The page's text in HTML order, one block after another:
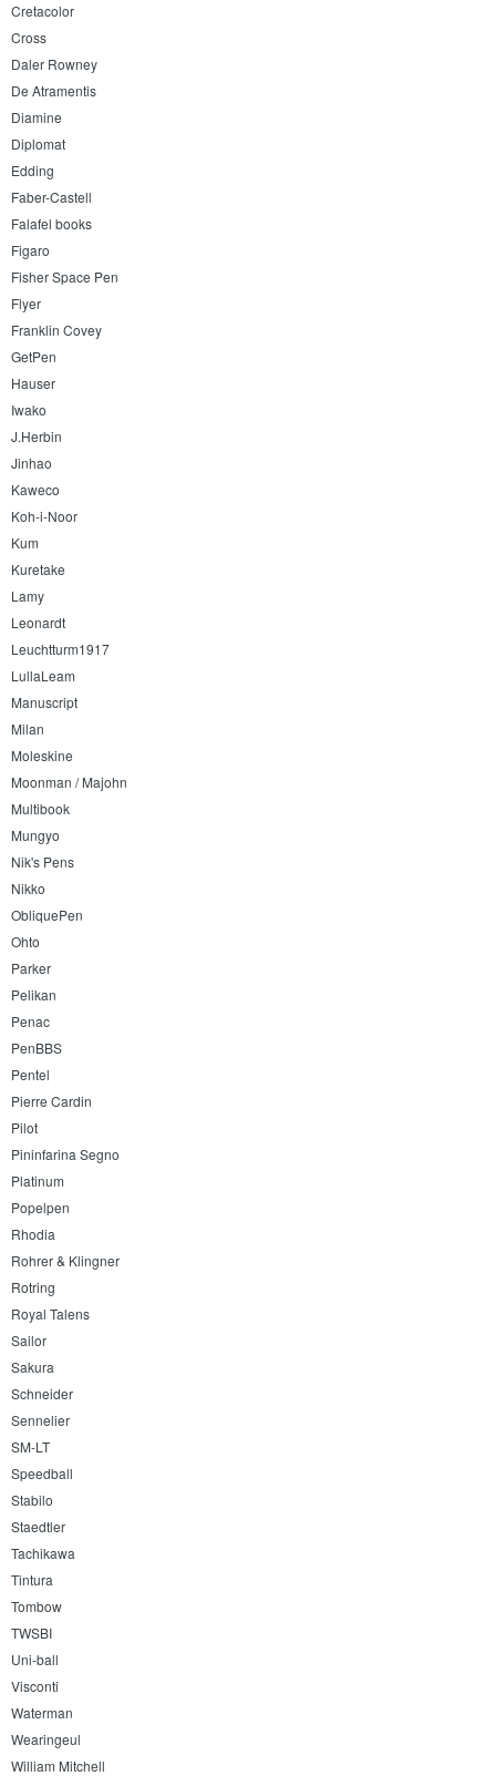
Cretacolor
Cross
Daler Rowney
De Atramentis
Diamine
Diplomat
Edding
Faber-Castell
Falafel books
Figaro
Fisher Space Pen
Flyer
Franklin Covey
GetPen
Hauser
Iwako
J.Herbin
Jinhao
Kaweco
Koh-i-Noor
Kum
Kuretake
Lamy
Leonardt
Leuchtturm1917
LullaLeam
Manuscript
Milan
Moleskine
Moonman / Majohn
Multibook
Mungyo
Nik's Pens
Nikko
ObliquePen
Ohto
Parker
Pelikan
Penac
PenBBS
Pentel
Pierre Cardin
Pilot
Pininfarina Segno
Platinum
Popelpen
Rhodia
Rohrer & Klingner
Rotring
Royal Talens
Sailor
Sakura
Schneider
Sennelier
SM-LT
Speedball
Stabilo
Staedtler
Tachikawa
Tintura
Tombow
TWSBI
Uni-ball
Visconti
Waterman
Wearingeul
William Mitchell